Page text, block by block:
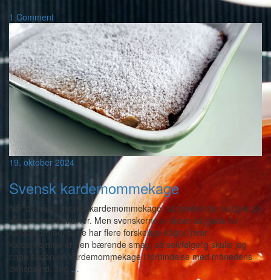
-
1 Comment
19. oktober 2024
Svensk kardemommekage
Når du hører svensk kardemommekage, så tænker du muligvis på
kardemommesnurrer. Men svenskerne er skam så glade for
kardemomme, at de har flere forskellige kager, hvor
kardemomme er den bærende smag, så selvfølgelig skulle jeg
bage sådan en kardemommekage i forbindelse med månedens
benspænd. Jeg …